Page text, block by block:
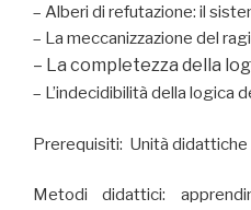
– Alberi di refutazione: il
– La meccanizzazione del
– La completezza della
– L’indecidibilità della logica
Prerequisiti: Unità didattiche
Metodi didattici: